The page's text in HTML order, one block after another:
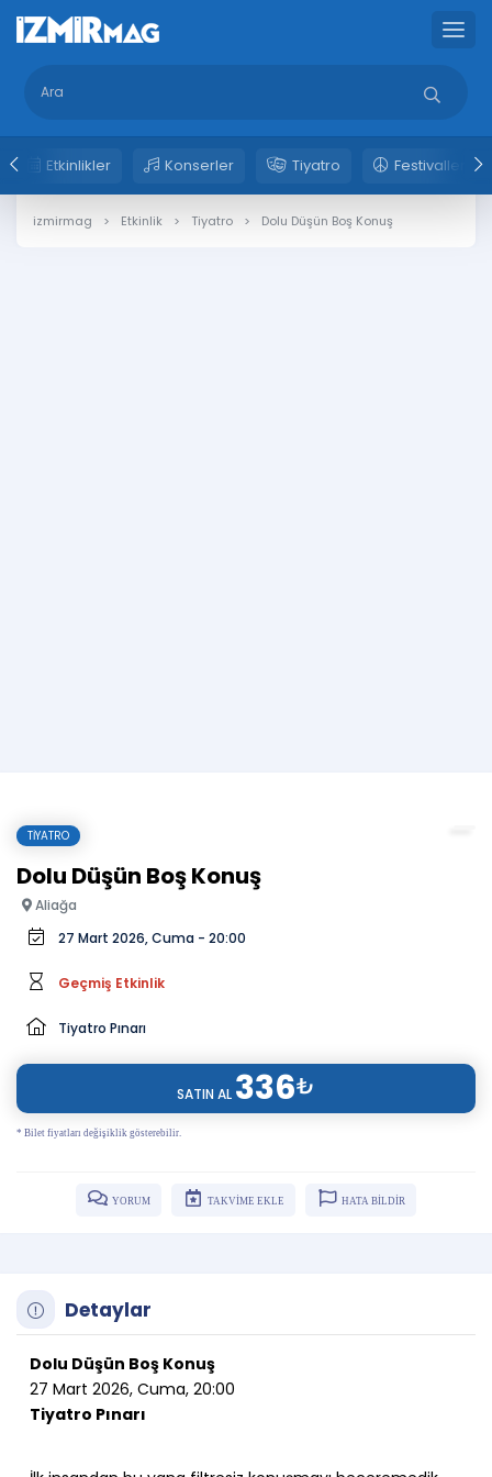
Etkinlikler Konserler Tiyatro Festivaller
izmirmag Etkinlik Tiyatro Dolu Düşün Boş Konuş
TIYATRO
Dolu Düşün Boş Konuş
Aliağa
27 Mart 2026, Cuma - 20:00
Geçmiş Etkinlik
Tiyatro Pınarı
SATIN AL 336₺
* Bilet fiyatları değişiklik gösterebilir.
YORUM TAKVİME EKLE HATA BİLDİR
Detaylar
Dolu Düşün Boş Konuş
27 Mart 2026, Cuma, 20:00
Tiyatro Pınarı